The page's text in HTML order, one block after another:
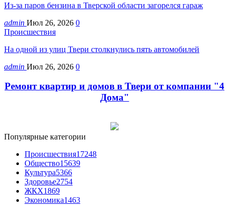
Из-за паров бензина в Тверской области загорелся гараж
admin Июл 26, 2026 0
Происшествия
На одной из улиц Твери столкнулись пять автомобилей
admin Июл 26, 2026 0
Ремонт квартир и домов в Твери от компании "4
Дома"
Популярные категории
Происшествия17248
Общество15639
Культура5366
Здоровье2754
ЖКХ1869
Экономика1463